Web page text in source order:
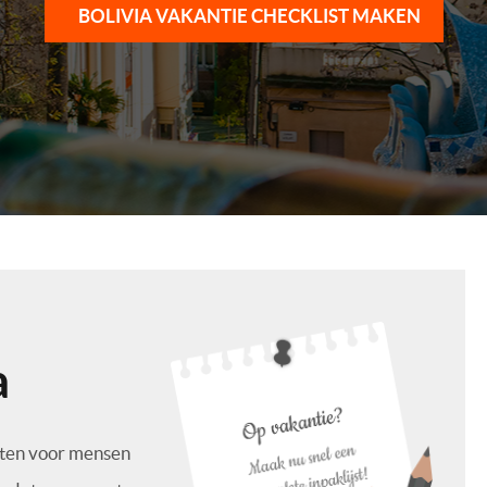
BOLIVIA VAKANTIE CHECKLIST MAKEN
voor mensen